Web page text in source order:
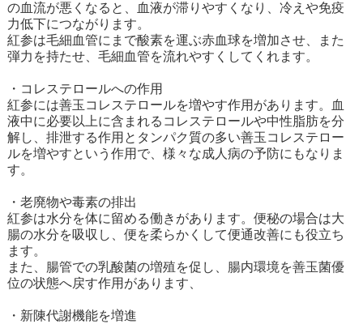
の血流が悪くなると、血液が滞りやすくなり、冷えや免疫
力低下につながります。
紅参は毛細血管にまで酸素を運ぶ赤血球を増加させ、また
弾力を持たせ、毛細血管を流れやすくしてくれます。
・コレステロールへの作用
紅参には善玉コレステロールを増やす作用があります。血
液中に必要以上に含まれるコレステロールや中性脂肪を分
解し、排泄する作用とタンパク質の多い善玉コレステロー
ルを増やすという作用で、様々な成人病の予防にもなりま
す。
・老廃物や毒素の排出
紅参は水分を体に留める働きがあります。便秘の場合は大
腸の水分を吸収し、便を柔らかくして便通改善にも役立ち
ます。
また、腸管での乳酸菌の増殖を促し、腸内環境を善玉菌優
位の状態へ戻す作用があります、
・新陳代謝機能を増進